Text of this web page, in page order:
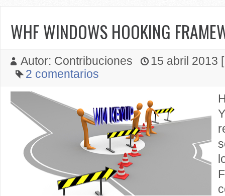
WHF WINDOWS HOOKING
Autor: Contribuciones
15 abril 2013
2 comentarios